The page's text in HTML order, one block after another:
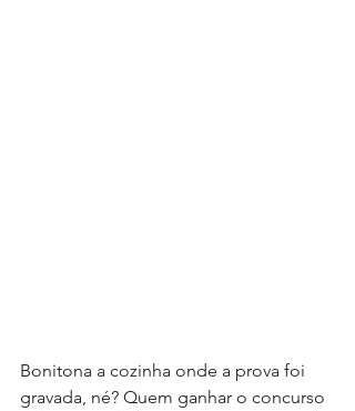
Bonitona a cozinha onde a prova foi
gravada, né? Quem ganhar o concurso